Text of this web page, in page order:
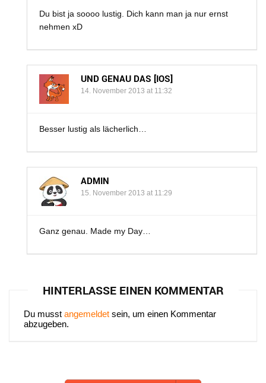
Du bist ja soooo lustig. Dich kann man ja nur ernst
nehmen xD
UND GENAU DAS [IOS]
14. November 2013 at 11:32
Besser lustig als lächerlich…
ADMIN
15. November 2013 at 11:29
Ganz genau. Made my Day…
HINTERLASSE EINEN KOMMENTAR
Du musst angemeldet sein, um einen Kommentar
abzugeben.